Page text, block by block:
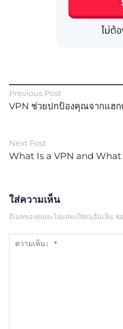
Previous Post
VPN ช่วยปกป้องคุณจากแฮก
Next Post
What Is a VPN and What
ใส่ความเห็น
อีเมลของคุณจะไม่แสดงให้คนอื่นเห็น ช่